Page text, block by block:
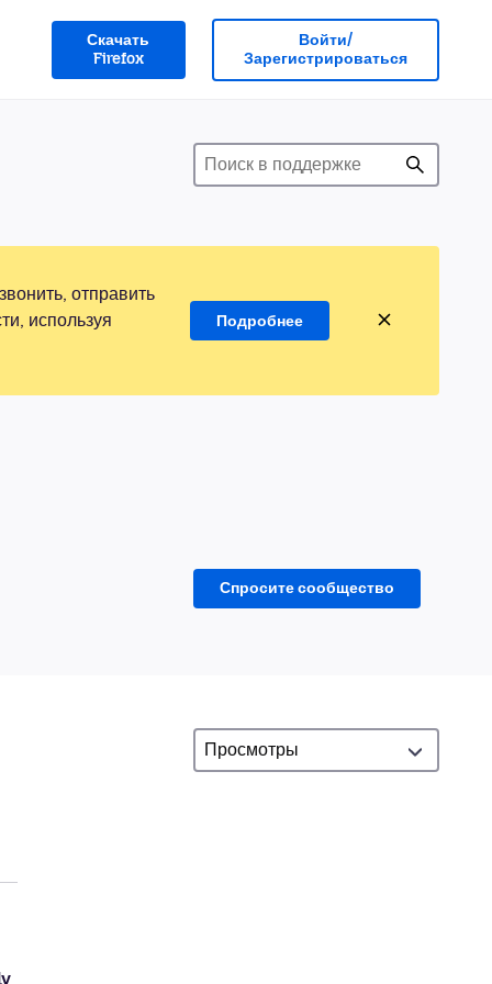
Скачать
Firefox
Войти/
Зарегистрироваться
отправить
используя
Подробнее
Спросите сообщество